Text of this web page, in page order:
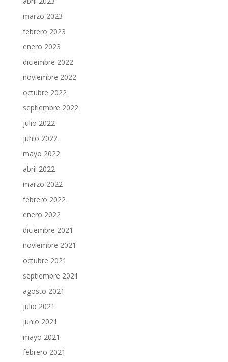
marzo 2023
febrero 2023
enero 2023
diciembre 2022
noviembre 2022
octubre 2022
septiembre 2022
julio 2022
junio 2022
mayo 2022
abril 2022
marzo 2022
febrero 2022
enero 2022
diciembre 2021
noviembre 2021
octubre 2021
septiembre 2021
agosto 2021
julio 2021
junio 2021
mayo 2021
febrero 2021